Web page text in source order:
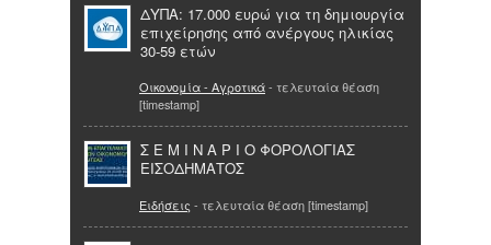
ΔΥΠΑ: 17.000 ευρώ για τη δημιουργία
επιχείρησης από ανέργους ηλικίας
30-59 ετών
Οικονομία - Αγροτικά- τελευταία θέαση
[timestamp]
Σ Ε Μ Ι Ν Α Ρ Ι Ο ΦΟΡΟΛΟΓΙΑΣ
ΕΙΣΟΔΗΜΑΤΟΣ
Ειδήσεις - τελευταία θέαση [timestamp]